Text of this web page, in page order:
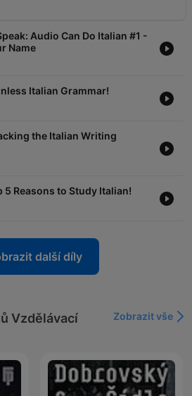
Audio Can Do Italian #1 -
Name
Italian Grammar!
the Italian Writing
5 Reasons to Study Italian!
další díly
Vzdělávací
Zobrazit vše